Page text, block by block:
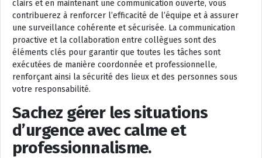
clairs et en maintenant une communication ouverte, vous
contribuerez à renforcer l’efficacité de l’équipe et à assurer
une surveillance cohérente et sécurisée. La communication
proactive et la collaboration entre collègues sont des
éléments clés pour garantir que toutes les tâches sont
exécutées de manière coordonnée et professionnelle,
renforçant ainsi la sécurité des lieux et des personnes sous
votre responsabilité.
Sachez gérer les situations
d’urgence avec calme et
professionnalisme.